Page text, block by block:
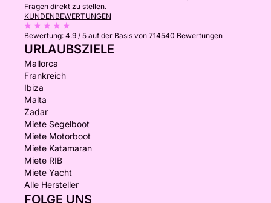
Fragen direkt zu stellen.
KUNDENBEWERTUNGEN
Bewertung: 4.9 / 5 auf der Basis von 714540 Bewertungen
URLAUBSZIELE
Mallorca
Frankreich
Ibiza
Malta
Zadar
Miete Segelboot
Miete Motorboot
Miete Katamaran
Miete RIB
Miete Yacht
Alle Hersteller
FOLGE UNS